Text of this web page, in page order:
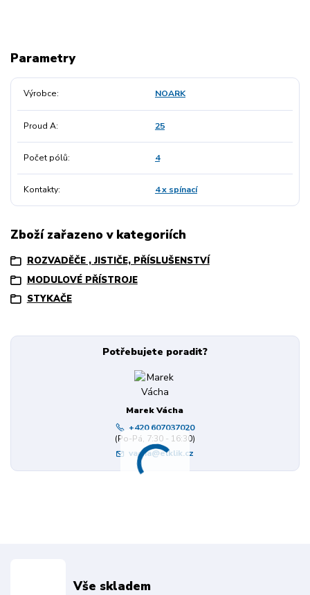
Parametry
Výrobce NOARK
Proud A 25
Počet pólů 4
Kontakty 4 x spínací
Zboží zařazeno v kategoriích
ROZVADĚČE , JISTIČE, PŘÍSLUŠENSTVÍ
MODULOVÉ PŘÍSTROJE
STYKAČE
Potřebujete poradit?
Marek Vácha
+420 607037020
(Po-Pá, 7:30 - 16:30)
vacha@elklik.cz
Vše skladem